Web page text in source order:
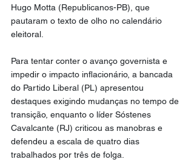
Hugo Motta (Republicanos-PB), que
pautaram o texto de olho no calendário
eleitoral.
Para tentar conter o avanço governista e
impedir o impacto inflacionário, a bancada
do Partido Liberal (PL) apresentou
destaques exigindo mudanças no tempo de
transição, enquanto o líder Sóstenes
Cavalcante (RJ) criticou as manobras e
defendeu a escala de quatro dias
trabalhados por três de folga.